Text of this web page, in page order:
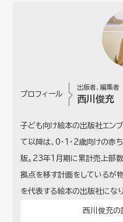
プロフィール
出版者、編集者
西川俊充
子ども向け絵本の出版社エン
て以降は、0・1・2歳向けの
版。23年1月期に累計売上部
拠点を移す計画をしているが
を代表する絵本の出版社になり
西川俊充の